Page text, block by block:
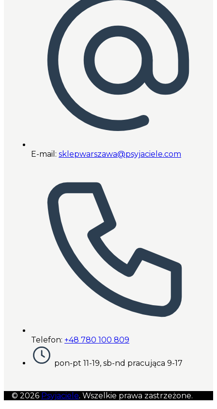
E-mail: sklepwarszawa@psyjaciele.com
Telefon: +48 780 100 809
pon-pt 11-19, sb-nd pracująca 9-17
© 2026 Psyjaciele. Wszelkie prawa zastrzeżone.